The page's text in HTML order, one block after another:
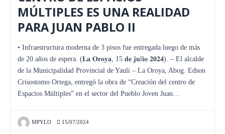
MÚLTIPLES ES UNA REALIDAD
PARA JUAN PABLO II
• Infraestructura moderna de 3 pisos fue entregada luego de más
de 20 años de espera. (𝐋𝐚 𝐎𝐫𝐨𝐲𝐚, 15 𝐝𝐞 𝐣𝐮l𝐢𝐨 𝟐𝟎𝟐𝟒). – El alcalde
de la Municipalidad Provincial de Yauli – La Oroya, Abog. Edson
Crisostomo Ortega, entregó la obra de “Creación del centro de
Espacios Múltiples” en el sector del Pueblo Joven Juan…
MPYLO 15/07/2024